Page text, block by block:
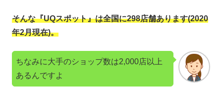
そんな『UQスポット』は全国に298店舗あります(2020
年2月現在)。
ちなみに大手のショップ数は2,000店以上
あるんですよ